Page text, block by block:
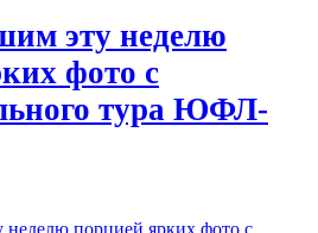
эту неделю
фото с
тура ЮФЛ-